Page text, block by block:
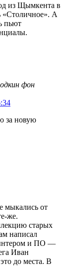
из Щымкента в
«Столичное». А
пьют
фон
за новую
мыкались от
же.
старых
написал
и ПО —
Иван
до места. В